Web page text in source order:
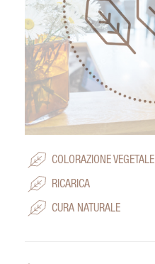
COLORAZIONE VEGETALE
RICARICA
CURA NATURALE